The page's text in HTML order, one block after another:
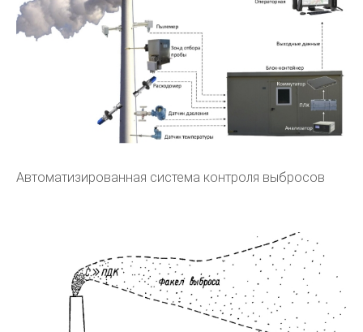
Автоматизированная система контроля выбросов